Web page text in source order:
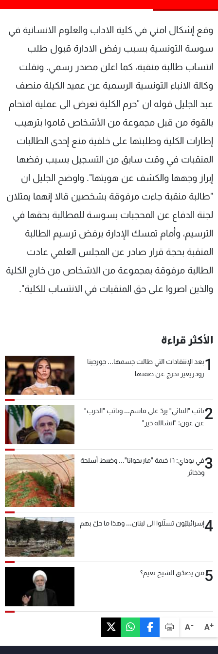
A+
A-
وقع إشكال امني في كلية الاداب والعلوم الانسانية في
سوسة التونسية بسبب رفض الادارة قبول طلب
انتساب طالبة منقبة، كما اعلن مصدر رسمي. ونقلت
وكالة الانباء التونسية الرسمية عن عميد الكيلة منصف
عبد الجليل قوله ان "حرم الكلية تعرض الى عملية اقتحام
بالقوة من قبل مجموعة من الأشخاص قاموا بترهيب
إطارات الكلية وطلبتها على خلفية منع إحدى الطالبات
المنقبات في وقت سابق من التسجيل بسبب رفضها
إبراز وجهها والكشف عن هويتها". واوضح الجليل ان
"طالبة منقبة جاءت مرفوقة بشخصين قالا إنهما يمثلان
لجنة الدفاع عن المحجبات بسوسة للمطالبة بحقها في
الترسيم، وأمام تمسك الإدارة برفض ترسيم الطالبة
المنقبة بحجة قرار صادر عن المجلس العلمي عادت
الطالبة مرفوقة بمجموعة من الاشخاص من خارج الكلية
والذين اصروا على حق المنقبات في الانتساب للكلية".
الأكثر قراءة
1بعد الإنتقادات التي طالت جسمها... جورجينا
رودريغيز تخرج عن صمتها
2نائب "الثنائي" يردّ على قاسم... ونائب "الحزب"
عن عون: "انشالله خير"
3
في بوداي: ١٦ خيمة "ماريجوانا"... وضبط أسلحة
وذخائر
4إسرائيليّون تسلّلوا الى لبنان... وهذا ما حلّ بهم
5من يصدّق الشيخ نعيم؟
شاهد البرامج
الترددات
عن MTV
الإنـتـاج
وظائف
تواصل معنا
سياسة الخصوصية